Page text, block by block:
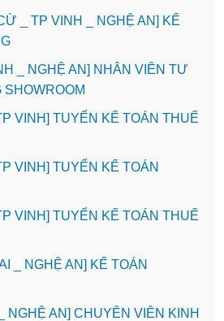
_ TP VINH _ NGHỆ AN] KẾ
_ NGHỆ AN] NHÂN VIÊN TƯ
VINH] TUYỂN KẾ TOÁN THUẾ
VINH] TUYỂN KẾ TOÁN
VINH] TUYỂN KẾ TOÁN THUẾ
_ NGHỆ AN] KẾ TOÁN
NGHỆ AN] CHUYÊN VIÊN KINH